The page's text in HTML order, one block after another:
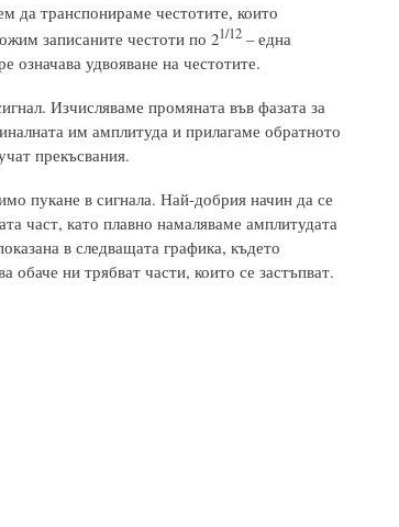
да транспонираме честотите, които
записаните честоти по 21/12– една
означава удвояване на честотите.
Изчисляваме промяната във фазата за
им амплитуда и прилагаме обратното
прекъсвания.
пукане в сигнала. Най-добрия начин да се
част, като плавно намаляваме амплитудата
в следващата графика, където
ни трябват части, които се застъпват.